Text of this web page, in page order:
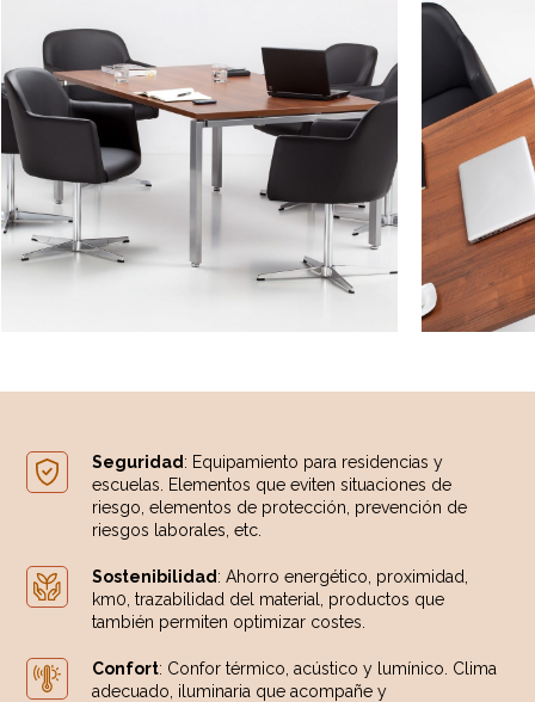
Seguridad : Equipamiento para residencias y
escuelas. Elementos que eviten situaciones de
riesgo, elementos de protección, prevención de
riesgos laborales, etc.
Sostenibilidad : Ahorro energético, proximidad,
km0, trazabilidad del material, productos que
también permiten optimizar costes.
Confort: Confor térmico, acústico y lumínico. Clima
adecuado, iluminaria que acompañe y